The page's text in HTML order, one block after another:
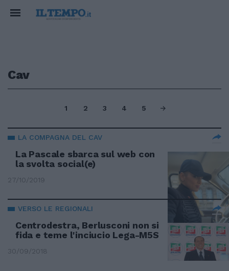
Cav
1 2 3 4 5
LA COMPAGNA DEL CAV
La Pascale sbarca sul web con
la svolta social(e)
27/10/2019
VERSO LE REGIONALI
Centrodestra, Berlusconi non si
fida e teme l'inciucio Lega-M5S
30/09/2018